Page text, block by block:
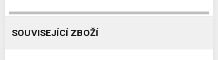
SOUVISEJÍCÍ ZBOŽÍ